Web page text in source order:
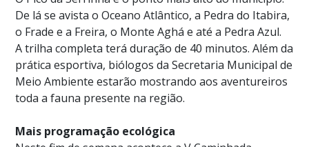
De lá se avista o Oceano Atlântico, a Pedra do Itabira,
o Frade e a Freira, o Monte Aghá e até a Pedra Azul.
A trilha completa terá duração de 40 minutos. Além da
prática esportiva, biólogos da Secretaria Municipal de
Meio Ambiente estarão mostrando aos aventureiros
toda a fauna presente na região.
Mais programação ecológica